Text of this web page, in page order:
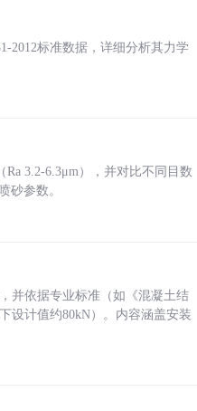
2012标准数据，详细分析其力学
3.2-6.3μm），并对比不同目数
砂参数。
并依据专业标准（如《混凝土结
设计值约80kN）。内容涵盖安装